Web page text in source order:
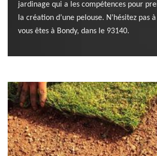
jardinage qui a les compétences pour
la création d’une pelouse. N’hésitez pas
vous êtes à Bondy, dans le 93140.